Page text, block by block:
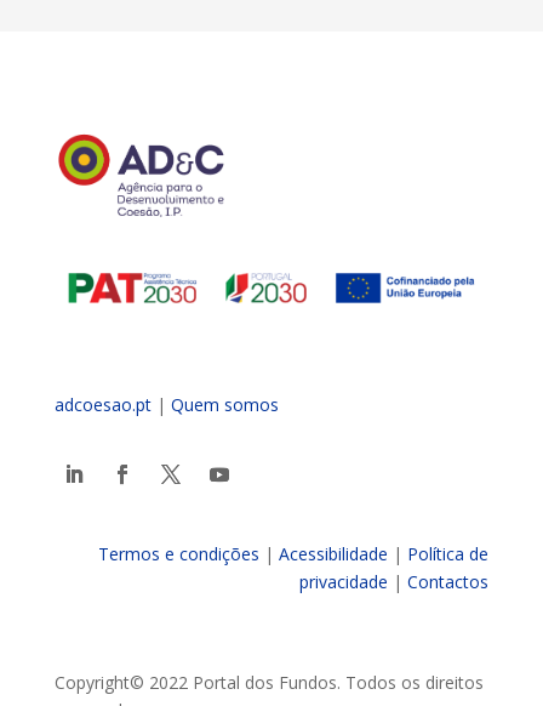
adcoesao.pt| Quem somos
Termos e condições |Acessibilidade | Política de
privacidade |Contactos
Copyright© 2022 Portal dos Fundos. Todos os direitos